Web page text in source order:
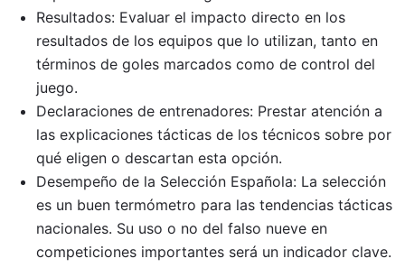
Resultados: Evaluar el impacto directo en los
resultados de los equipos que lo utilizan, tanto en
términos de goles marcados como de control del
juego.
Declaraciones de entrenadores: Prestar atención a
las explicaciones tácticas de los técnicos sobre por
qué eligen o descartan esta opción.
Desempeño de la Selección Española: La selección
es un buen termómetro para las tendencias tácticas
nacionales. Su uso o no del falso nueve en
competiciones importantes será un indicador clave.